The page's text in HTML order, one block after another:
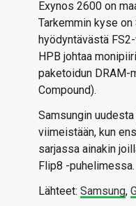
Exynos 2600 on
Tarkemmin kyse
hyödyntävästä
HPB johtaa
paketoidun DRAM-
Compound).
Samsungin
viimeistään, kun
sarjassa ainakin
Flip8 -puhelimessa.
Lähteet: Samsung,